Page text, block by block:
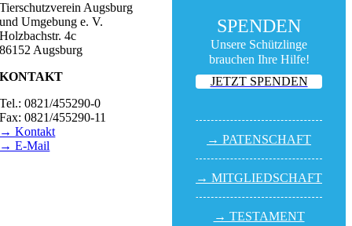
SPENDEN
Unsere Schützlinge
brauchen Ihre Hilfe!
JETZT SPENDEN
→ PATEN­SCHAFT
→ MITGLIED­SCHAFT
→ TESTA­MENT
Tierschutzverein Augsburg
und Umgebung e. V.
Holzbachstr. 4c
86152 Augsburg
KONTAKT
Tel.: 0821/455290-0
Fax: 0821/455290-11
→ Kontakt
→ E-Mail